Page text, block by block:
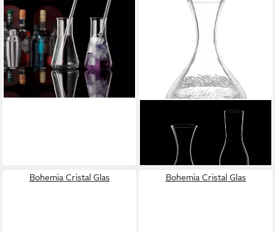
16,99 €
lieferbar - in 3-4 Werktagen bei dir
29,99 €
lieferbar - in 3-4 Werktagen bei dir
Bohemia Cristal Glas Bohemia Cristal Glas